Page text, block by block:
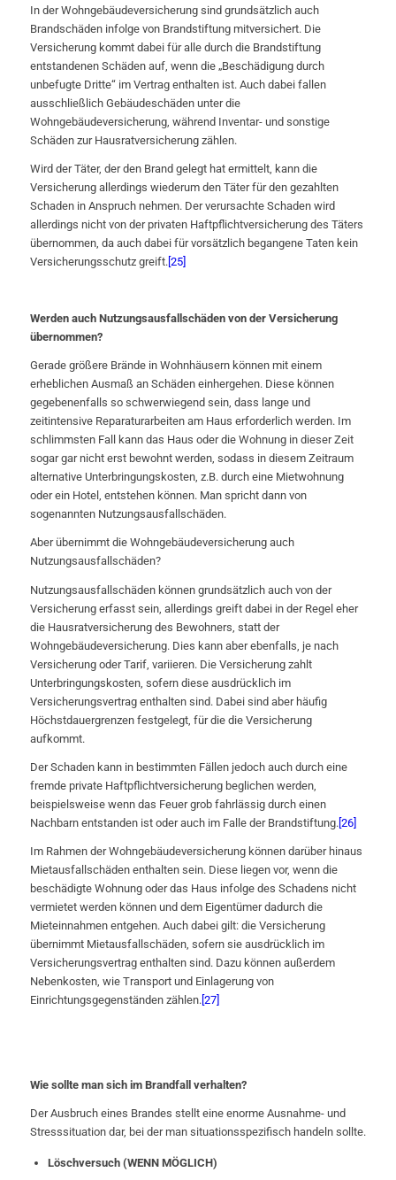
In der Wohngebäudeversicherung sind grundsätzlich auch
Brandschäden infolge von Brandstiftung mitversichert. Die
Versicherung kommt dabei für alle durch die Brandstiftung
entstandenen Schäden auf, wenn die „Beschädigung durch
unbefugte Dritte“ im Vertrag enthalten ist. Auch dabei fallen
ausschließlich Gebäudeschäden unter die
Wohngebäudeversicherung, während Inventar- und sonstige
Schäden zur Hausratversicherung zählen.
Wird der Täter, der den Brand gelegt hat ermittelt, kann die
Versicherung allerdings wiederum den Täter für den gezahlten
Schaden in Anspruch nehmen. Der verursachte Schaden wird
allerdings nicht von der privaten Haftpflichtversicherung des Täters
übernommen, da auch dabei für vorsätzlich begangene Taten kein
Versicherungsschutz greift.[25]
Werden auch Nutzungsausfallschäden von der Versicherung
übernommen?
Gerade größere Brände in Wohnhäusern können mit einem
erheblichen Ausmaß an Schäden einhergehen. Diese können
gegebenenfalls so schwerwiegend sein, dass lange und
zeitintensive Reparaturarbeiten am Haus erforderlich werden. Im
schlimmsten Fall kann das Haus oder die Wohnung in dieser Zeit
sogar gar nicht erst bewohnt werden, sodass in diesem Zeitraum
alternative Unterbringungskosten, z.B. durch eine Mietwohnung
oder ein Hotel, entstehen können. Man spricht dann von
sogenannten Nutzungsausfallschäden.
Aber übernimmt die Wohngebäudeversicherung auch
Nutzungsausfallschäden?
Nutzungsausfallschäden können grundsätzlich auch von der
Versicherung erfasst sein, allerdings greift dabei in der Regel eher
die Hausratversicherung des Bewohners, statt der
Wohngebäudeversicherung. Dies kann aber ebenfalls, je nach
Versicherung oder Tarif, variieren. Die Versicherung zahlt
Unterbringungskosten, sofern diese ausdrücklich im
Versicherungsvertrag enthalten sind. Dabei sind aber häufig
Höchstdauergrenzen festgelegt, für die die Versicherung
aufkommt.
Der Schaden kann in bestimmten Fällen jedoch auch durch eine
fremde private Haftpflichtversicherung beglichen werden,
beispielsweise wenn das Feuer grob fahrlässig durch einen
Nachbarn entstanden ist oder auch im Falle der Brandstiftung. [26]
Im Rahmen der Wohngebäudeversicherung können darüber hinaus
Mietausfallschäden enthalten sein. Diese liegen vor, wenn die
beschädigte Wohnung oder das Haus infolge des Schadens nicht
vermietet werden können und dem Eigentümer dadurch die
Mieteinnahmen entgehen. Auch dabei gilt: die Versicherung
übernimmt Mietausfallschäden, sofern sie ausdrücklich im
Versicherungsvertrag enthalten sind. Dazu können außerdem
Nebenkosten, wie Transport und Einlagerung von
Einrichtungsgegenständen zählen. [27]
Wie sollte man sich im Brandfall verhalten?
Der Ausbruch eines Brandes stellt eine enorme Ausnahme- und
Stresssituation dar, bei der man situationsspezifisch handeln sollte.
Löschversuch (WENN MÖGLICH)